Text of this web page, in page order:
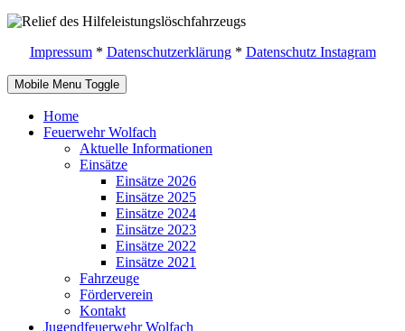
Impressum* Datenschutzerklärung* Datenschutz Instagram
Mobile Menu Toggle
Home
Feuerwehr Wolfach
Aktuelle Informationen
Einsätze
Einsätze 2026
Einsätze 2025
Einsätze 2024
Einsätze 2023
Einsätze 2022
Einsätze 2021
Fahrzeuge
Förderverein
Kontakt
Jugendfeuerwehr Wolfach